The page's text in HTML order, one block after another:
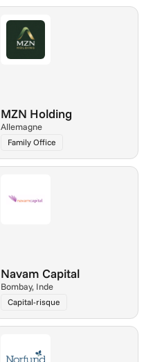
MZN Holding
Allemagne
Family Office
Navam Capital
Bombay, Inde
Capital-risque